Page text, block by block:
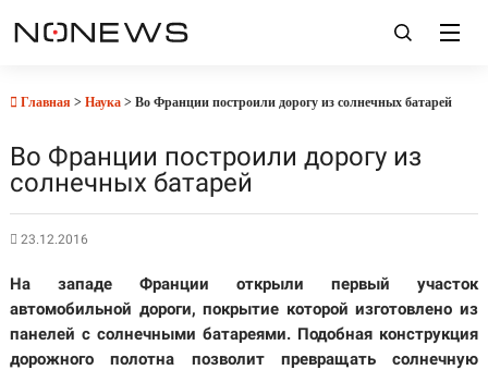
Главная > Наука> Во Франции построили дорогу из солнечных батарей
Во Франции построили дорогу из
солнечных батарей
23.12.2016
На западе Франции открыли первый участок
автомобильной дороги, покрытие которой изготовлено из
панелей с солнечными батареями. Подобная конструкция
дорожного полотна позволит превращать солнечную